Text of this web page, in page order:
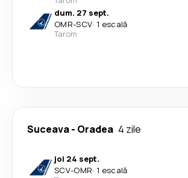
dum. 27 sept.
OMR-SCV· 1 escală
Tarom
Suceava- Oradea 4 zile
joi 24 sept.
SCV-OMR· 1 escală